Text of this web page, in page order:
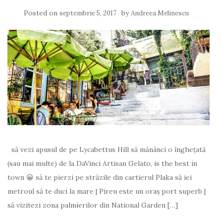
Posted on septembrie 5, 2017 byAndreea Melinescu
să vezi apusul de pe Lycabettus Hill să mănânci o înghețată
(sau mai multe) de la DaVinci Artisan Gelato, is the best in
town 😀 să te pierzi pe străzile din cartierul Plaka să iei
metroul să te duci la mare | Pireu este un oraș port superb |
să vizitezi zona palmierilor din National Garden […]